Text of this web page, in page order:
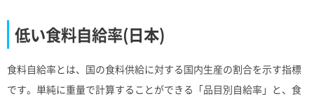
低い食料自給率(日本)
食料自給率とは、国の食料供給に対する国内生産の割合を示す指標
です。単純に重量で計算することができる「品目別自給率」と、食